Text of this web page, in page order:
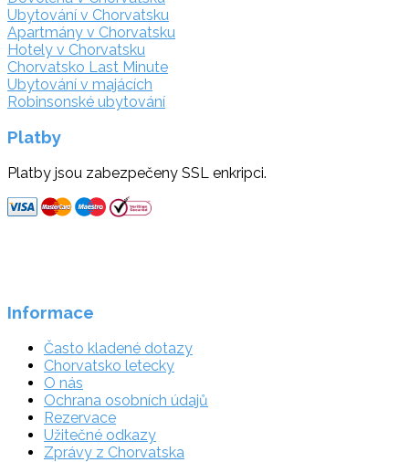
Ubytování v Chorvatsku
Apartmány v Chorvatsku
Hotely v Chorvatsku
Chorvatsko Last Minute
Ubytování v majácích
Robinsonské ubytování
Platby
Platby jsou zabezpečeny SSL enkripci.
Informace
Často kladené dotazy
Chorvatsko letecky
O nás
Ochrana osobních údajů
Rezervace
Užitečné odkazy
Zprávy z Chorvatska